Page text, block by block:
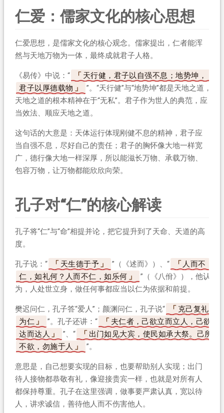
仁爱：儒家文化的核心思想
仁爱思想，是儒家文化的核心观念。儒家提出，仁者能浑
然与天地万物为一体，最终成就君子人格。
《易传》中说：“
天行健，君子以自强不息；地势坤，
君子以厚德载物
”。“天行健”与“地势坤”都是天地之道，
天地之道的根本精神在于“无私”。君子作为世人的典范，应
当效法、顺应天地之道。
这句话的大意是：天体运行体现刚健不息的精神，君子应
当自强不息，尽好自己的责任；君子的胸怀像大地一样宽
广，德行像大地一样深厚，所以能滋长万物、承载万物、
包容万物，让万物都能欣欣向荣。
孔子对“仁”的核心解读
孔子将“仁”与“命”相提并论，把它提升到了天命、天道的高
度。
孔子说：“ 天生德于予 ”（《述而》）、“
人而不
仁，如礼何？人而不仁，如乐何
”（《八佾》），他认
为，人处世立身，做任何事都应当以仁为依据和前提。
樊迟问仁，孔子答“爱人”；颜渊问仁，孔子说“
克己复礼
为仁
”。孔子还讲：“
夫仁者，己欲立而立人，己欲
达而达人
”、“
出门如见大宾，使民如承大祭。己所
不欲，勿施于人
”。
意思是，自己想要实现的目标，也要帮助别人实现；出门
待人接物都恭敬有礼，像迎接贵宾一样，也就是对所有人
都保持尊重。孔子在这里强调，做事要严肃认真，宽以待
人，讲求诚信，善待他人而不伤害他人。